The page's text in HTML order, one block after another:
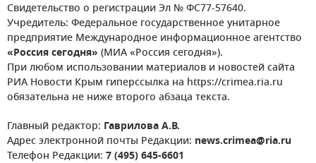
Свидетельство о регистрации Эл № ФС77-57640.
Учредитель: Федеральное государственное унитарное
предприятие Международное информационное агентство
«Россия сегодня» (МИА «Россия сегодня»).
При любом использовании материалов и новостей сайта
РИА Новости Крым гиперссылка на https://crimea.ria.ru
обязательна не ниже второго абзаца текста.
Главный редактор: Гаврилова А.В.
Адрес электронной почты Редакции: news.crimea@ria.ru
Телефон Редакции: 7 (495) 645-6601